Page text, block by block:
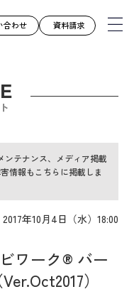
合わせ 資料請求
ンテナンス、メディア掲載
情報もこちらに掲載しま
2017年10月4日（水）18:00
ワーク® バー
）